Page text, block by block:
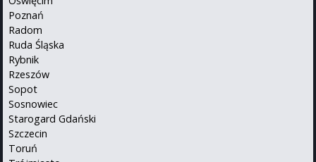
Poznań
Radom
Ruda Śląska
Rybnik
Rzeszów
Sopot
Sosnowiec
Starogard Gdański
Szczecin
Toruń